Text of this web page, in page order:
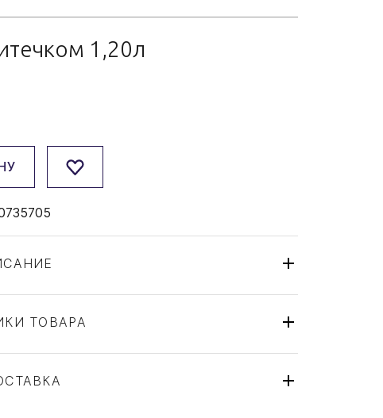
1,20л
ТОВАРА
My China! Ca'd'Oro